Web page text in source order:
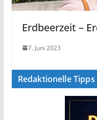
Erdbeerzeit –
7. Juni 2023
Redaktionelle